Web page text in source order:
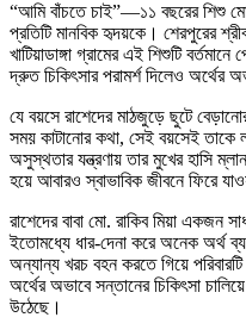
“আমি বাঁচতে চাই”—১১ বছরের শিশু
প্রতিটি মানবিক হৃদয়কে। শেরপুরের
খাটিয়াডাঙ্গা গ্রামের এই শিশুটি
দ্রুত চিকিৎসার পরামর্শ দিলেও অর্থের
যে বয়সে রাশেদের মাঠজুড়ে ছুটে
সময় কাটানোর কথা, সেই বয়সেই তাকে
অসুস্থতার যন্ত্রণায় তার মুখের হাসি
হয়ে আবারও স্বাভাবিক জীবনে ফিরে
রাশেদের বাবা মো. রাকিব মিয়া একজন
ইতোমধ্যে ধার-দেনা করে অনেক অর্থ
অন্যান্য খরচ বহন করতে গিয়ে
অর্থের অভাবে সন্তানের চিকিৎসা
উঠেছে।